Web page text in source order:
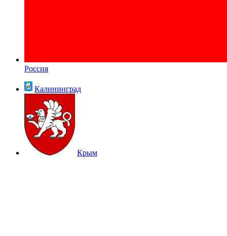
Россия
Калининград
Крым